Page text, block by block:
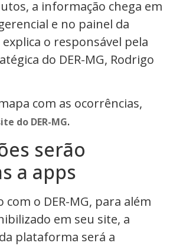
a informação chega em
e no painel da
o responsável pela
do DER-MG, Rodrigo
com as ocorrências,
do DER-MG.
serão
a apps
com o DER-MG, para além
em seu site, a
plataforma será a